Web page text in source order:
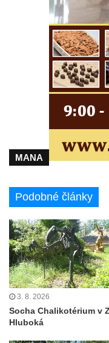
biskupské rezidenci
Budějovicích
Socha žáby u
Kamenném Újezdě
Pamětní kámen
Újezd a Krauchthal
Kamenném Újezdě
Velešíně
Pomník J. V.
Pamětní deska
Plastika Koule v
Liberci
Pamětní deska
domě čp. 37 v ulici
Pomník na paměť
Socha vodníka v
MANA
Podobné články
3. 8. 2026
Socha Chalikotérium v
Hluboká